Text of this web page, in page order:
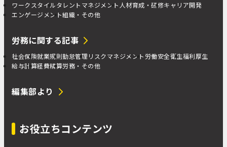
ワークスタイルタレントマネジメント 人材育成・研修キャリア開発
エンゲージメント組織・その他
労務に関する記事
社会保険就業規則勤怠管理 リスクマネジメント 労働安全衛生福利厚生
給与計算経費精算労務・その他
編集部より
お役立ちコンテンツ